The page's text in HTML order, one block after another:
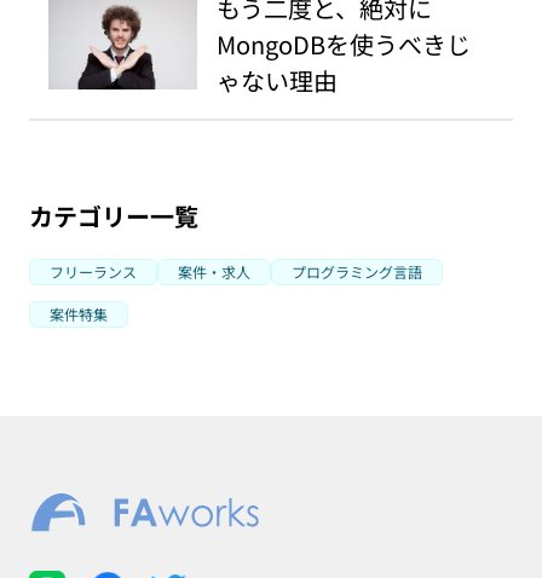
もう二度と、絶対に
MongoDBを使うべきじ
ゃない理由
カテゴリー一覧
フリーランス 案件・求人 プログラミング言語
案件特集